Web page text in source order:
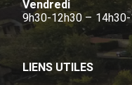
Vendredi
9h30-12h30–
LIENS UTILES